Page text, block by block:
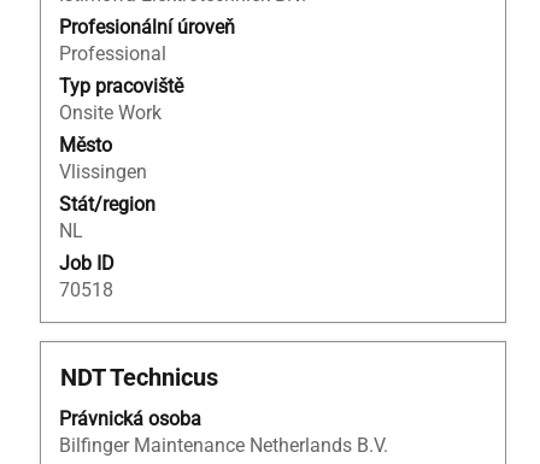
Profesionální úroveň
Professional
Typ pracoviště
Onsite Work
Město
Vlissingen
Stát/region
NL
Job ID
70518
informací
o
profesi.
Titul
NDT Technicus
Právnická osoba
Bilfinger Maintenance Netherlands B.V.
Vyberte
zobrazení
veškerých